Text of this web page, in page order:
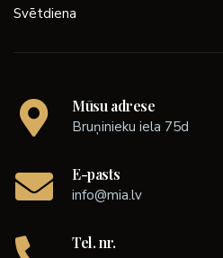
Svētdiena
Mūsu adrese
Bruņinieku iela 75d
E-pasts
info@mia.lv
Tel. nr.